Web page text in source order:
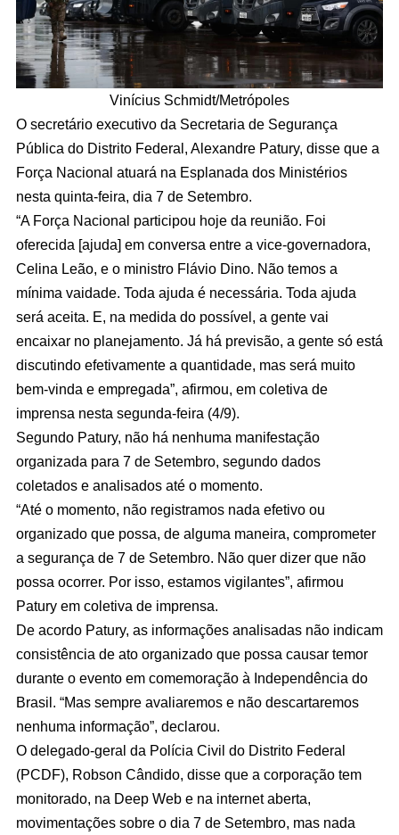
Vinícius Schmidt/Metrópoles
O secretário executivo da Secretaria de Segurança
Pública do Distrito Federal, Alexandre Patury, disse que a
Força Nacional atuará na Esplanada dos Ministérios
nesta quinta-feira, dia 7 de Setembro.
“A Força Nacional participou hoje da reunião. Foi
oferecida [ajuda] em conversa entre a vice-governadora,
Celina Leão, e o ministro Flávio Dino. Não temos a
mínima vaidade. Toda ajuda é necessária. Toda ajuda
será aceita. E, na medida do possível, a gente vai
encaixar no planejamento. Já há previsão, a gente só está
discutindo efetivamente a quantidade, mas será muito
bem-vinda e empregada”, afirmou, em coletiva de
imprensa nesta segunda-feira (4/9).
Segundo Patury, não há nenhuma manifestação
organizada para 7 de Setembro, segundo dados
coletados e analisados até o momento.
“Até o momento, não registramos nada efetivo ou
organizado que possa, de alguma maneira, comprometer
a segurança de 7 de Setembro. Não quer dizer que não
possa ocorrer. Por isso, estamos vigilantes”, afirmou
Patury em coletiva de imprensa.
De acordo Patury, as informações analisadas não indicam
consistência de ato organizado que possa causar temor
durante o evento em comemoração à Independência do
Brasil. “Mas sempre avaliaremos e não descartaremos
nenhuma informação”, declarou.
O delegado-geral da Polícia Civil do Distrito Federal
(PCDF), Robson Cândido, disse que a corporação tem
monitorado, na Deep Web e na internet aberta,
movimentações sobre o dia 7 de Setembro, mas nada